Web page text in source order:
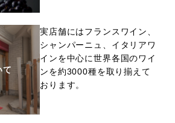
て
実店舗にはフランスワイン、
シャンパーニュ、イタリアワ
インを中心に世界各国のワイ
ンを約3000種を取り揃えて
おります。